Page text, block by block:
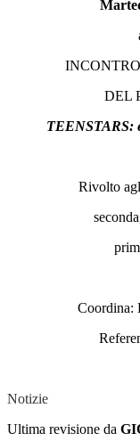
DEL
TEENSTARS:
Rivolto
Coordina:
Notizie
Ultima revisione da